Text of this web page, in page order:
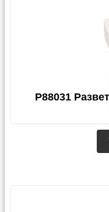
P88031